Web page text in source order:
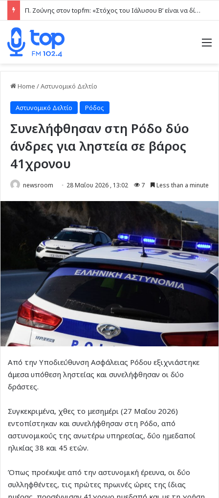
Π. Ζούνης στον topfm: «Στόχος του Ιάλυσου Β’ είναι να δίνει παιχνίδια και πραγματικές ευκαιρίες στα νέα παιδιά» (ηχητικό)
Home /Αστυνομικό Δελτίο
Αστυνομικό Δελτίο Ρόδος
Συνελήφθησαν στη Ρόδο δύο
άνδρες για ληστεία σε βάρος
41χρονου
newsroom 28 Μαΐου 2026 , 13:02 7 Less than a minute
Από την Υποδιεύθυνση Ασφάλειας Ρόδου εξιχνιάστηκε
άμεσα υπόθεση ληστείας και συνελήφθησαν οι δύο
δράστες.
Συγκεκριμένα, χθες το μεσημέρι (27 Μαΐου 2026)
εντοπίστηκαν και συνελήφθησαν στη Ρόδο, από
αστυνομικούς της ανωτέρω υπηρεσίας, δύο ημεδαποί
ηλικίας 38 και 45 ετών.
Όπως προέκυψε από την αστυνομική έρευνα, οι δύο
συλληφθέντες, τις πρώτες πρωινές ώρες της ίδιας